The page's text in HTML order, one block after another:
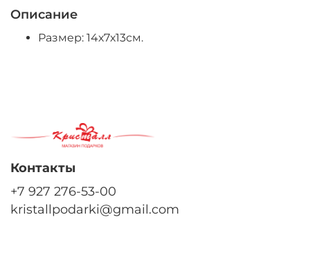
Описание
Размер: 14х7х13см.
Контакты
+7 927 276-53-00
kristallpodarki@gmail.com